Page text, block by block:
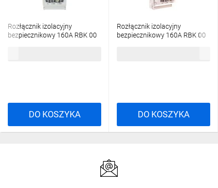
Rozłącznik izolacyjny
bezpiecznikowy 160A RBK 00
DO KOSZYKA
Rozłącznik izolacyjny
bezpiecznikowy 160A RBK 00
DO KOSZYKA